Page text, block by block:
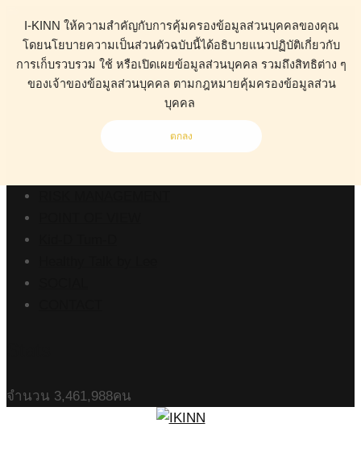
I-KINN ให้ความสำคัญกับการคุ้มครองข้อมูลส่วนบุคคลของคุณ
โดยนโยบายความเป็นส่วนตัวฉบับนี้ได้อธิบายแนวปฏิบัติเกี่ยวกับ
การเก็บรวบรวม ใช้ หรือเปิดเผยข้อมูลส่วนบุคคล รวมถึงสิทธิต่าง ๆ
ของเจ้าของข้อมูลส่วนบุคคล ตามกฎหมายคุ้มครองข้อมูลส่วน
บุคคล
ตกลง
ABOUT
BUSINESS
WORK CLINIC
จำนวน 3,461,988คน